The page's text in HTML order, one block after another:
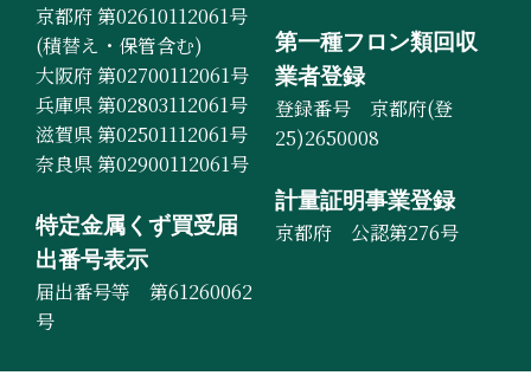
京都府 第02610112061号
(積替え・保管含む)
大阪府 第02700112061号
兵庫県 第02803112061号
滋賀県 第02501112061号
奈良県 第02900112061号
特定金属くず買受届
出番号表示
届出番号等 第61260062
号
第一種フロン類回収
業者登録
登録番号 京都府(登
25)2650008
計量証明事業登録
京都府 公認第276号